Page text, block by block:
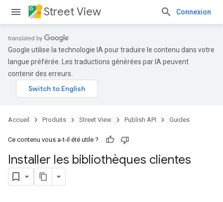
Street View Connexion
Google utilise la technologie IA pour traduire le contenu dans votre
langue préférée. Les traductions générées par IA peuvent
contenir des erreurs.
Accueil Produits Street View Publish API Guides
Ce contenu vous a-t-il été utile ?
Installer les bibliothèques clientes